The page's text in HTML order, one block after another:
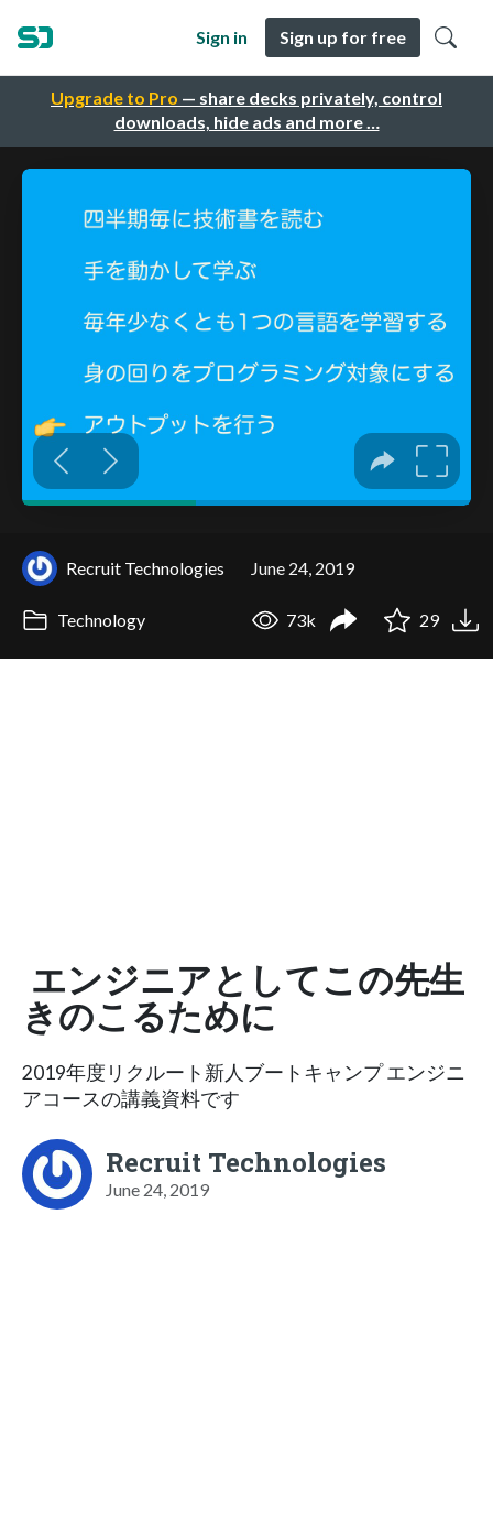
Upgrade to Pro — share decks privately, control
downloads, hide ads and more …
Sign in Sign up for free
Recruit Technologies June 24, 2019
Technology 73k 29
エンジニアとしてこの先生
きのこるために
2019年度リクルート新人ブートキャンプ エンジニ
アコースの講義資料です
Recruit Technologies
June 24, 2019